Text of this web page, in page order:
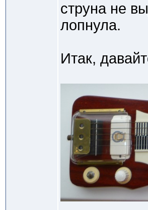
струна не
лопнула.
Итак,